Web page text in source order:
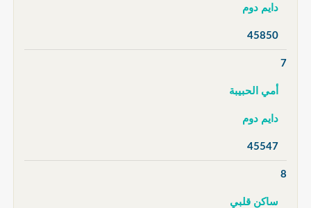
دايم دوم
45850
7
أمي الحبيبة
دايم دوم
45547
8
ساكن قلبي